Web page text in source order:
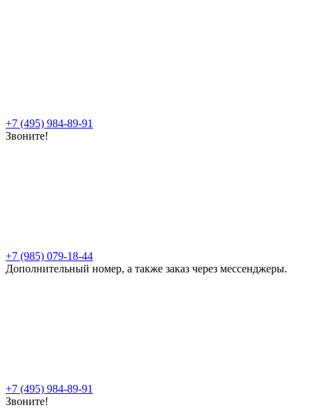
+7 (495) 984-89-91
Звоните!
+7 (985) 079-18-44
Дополнительный номер, а также заказ через мессенджеры.
+7 (495) 984-89-91
Звоните!